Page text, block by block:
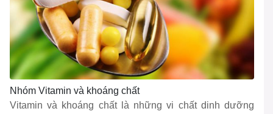
Nhóm Vitamin và khoáng chất
Vitamin và khoáng chất là những vi chất dinh dưỡng